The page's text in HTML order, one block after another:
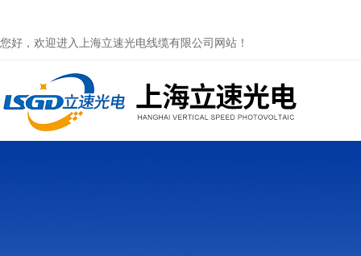
您好，欢迎进入上海立速光电线缆有限公司网站！